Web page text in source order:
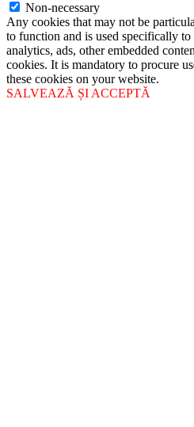
Non-necessary
Any cookies that may not be
to function and is used specifically to
analytics, ads, other embedded
cookies. It is mandatory to procure
these cookies on your website.
SALVEAZĂ ȘI ACCEPTĂ